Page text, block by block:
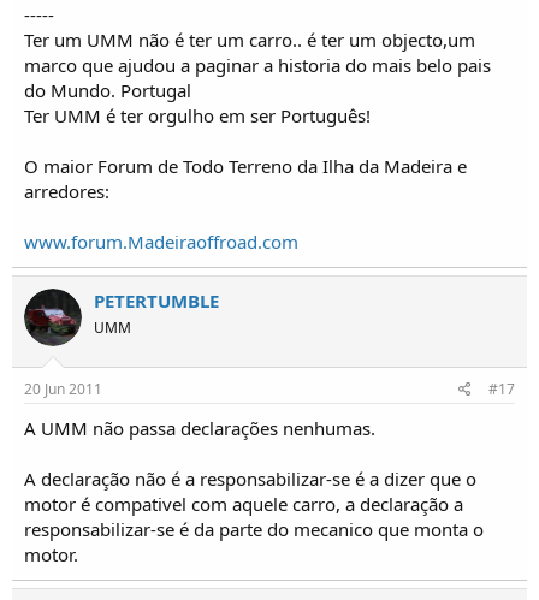
-----
Ter um UMM não é ter um carro.. é ter um objecto,um
marco que ajudou a paginar a historia do mais belo pais
do Mundo. Portugal
Ter UMM é ter orgulho em ser Português!
O maior Forum de Todo Terreno da Ilha da Madeira e
arredores:
www.forum.Madeiraoffroad.com
PETERTUMBLE
UMM
20 Jun 2011 #17
A UMM não passa declarações nenhumas.
A declaração não é a responsabilizar-se é a dizer que o
motor é compativel com aquele carro, a declaração a
responsabilizar-se é da parte do mecanico que monta o
motor.